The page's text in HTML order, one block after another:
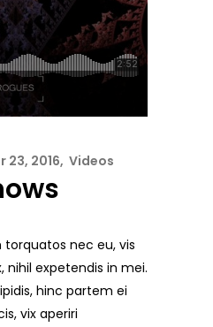
23, 2016 Videos
nec eu, vis
nihil expetendis in mei.
hinc partem ei
vix aperiri